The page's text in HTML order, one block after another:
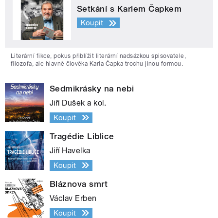
Setkání s Karlem Čapkem
Koupit
Literární fikce, pokus přiblížit literární nadsázkou spisovatele,
filozofa, ale hlavně člověka Karla Čapka trochu jinou formou.
Sedmikrásky na nebi
Jiří Dušek a kol.
Koupit
Tragédie Liblice
Jiří Havelka
Koupit
Bláznova smrt
Václav Erben
Koupit